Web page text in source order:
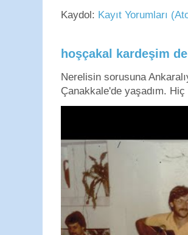
Kaydol: Kayıt Yorumları
hoşçakal kardeşim
Nerelisin sorusuna
Çanakkale'de yaşadım.